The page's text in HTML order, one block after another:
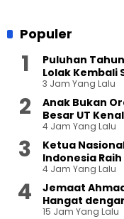
Populer
Puluhan
Lolak Kembali
3 Jam Yang Lalu
Anak Bukan
Besar UT
4 Jam Yang Lalu
Ketua
Indonesia
Terbuka
4 Jam Yang Lalu
Jemaat
Hangat
15 Jam Yang Lalu